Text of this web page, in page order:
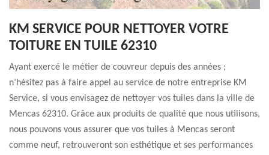
KM SERVICE POUR NETTOYER VOTRE
TOITURE EN TUILE 62310
Ayant exercé le métier de couvreur depuis des années ;
n’hésitez pas à faire appel au service de notre entreprise KM
Service, si vous envisagez de nettoyer vos tuiles dans la ville de
Mencas 62310. Grâce aux produits de qualité que nous utilisons,
nous pouvons vous assurer que vos tuiles à Mencas seront
comme neuf, retrouveront son esthétique et ses performances